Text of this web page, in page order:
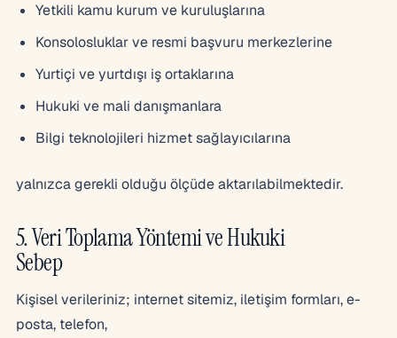
Yetkili kamu kurum ve kuruluşlarına
Konsolosluklar ve resmi başvuru merkezlerine
Yurtiçi ve yurtdışı iş ortaklarına
Hukuki ve mali danışmanlara
Bilgi teknolojileri hizmet sağlayıcılarına
yalnızca gerekli olduğu ölçüde aktarılabilmektedir.
5. Veri Toplama Yöntemi ve Hukuki
Sebep
Kişisel verileriniz; internet sitemiz, iletişim formları, e-
posta, telefon,